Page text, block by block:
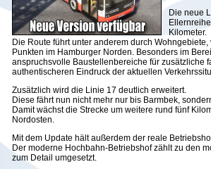
Die neue
Kilometer.
Die Route führt unter anderem durch
Punkten im Hamburger Norden. Besonders im
anspruchsvolle Baustellenbereiche für zusätzliche
authentischeren Eindruck der aktuellen
Zusätzlich wird die Linie 17 deutlich erweitert.
Diese fährt nun nicht mehr nur bis Barmbek,
Damit wächst die Strecke um weitere rund fünf
Nordosten.
Mit dem Update hält außerdem der reale
Der moderne Hochbahn-Betriebshof zählt zu den
zum Detail umgesetzt.